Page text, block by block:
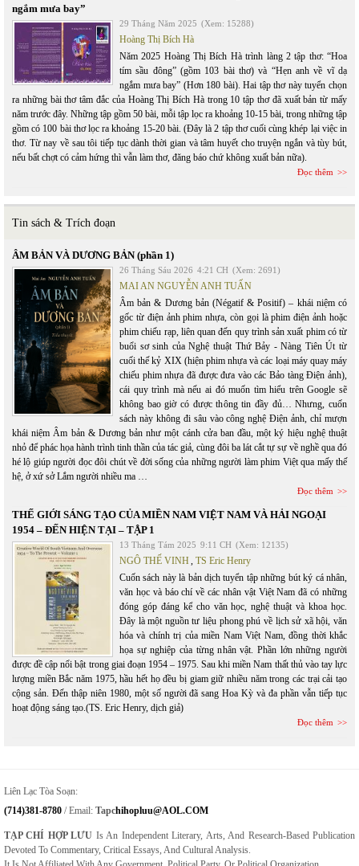
ngắm mưa bay”
29 Tháng Năm 2025 (Xem: 15288)
Hoàng Thị Bích Hà
Năm 2025 Hoàng Thị Bích Hà trình làng 2 tập thơ: “Hoa
tím sầu đông” (gồm 103 bài thơ) và “Hẹn anh về vĩ dạ
ngắm mưa bay” (Hơn 180 bài). Hai tập thơ này tuyển chọn
ra những bài thơ tâm đắc của Hoàng Thị Bích Hà trong 10 tập thơ đã xuất bản từ mấy
năm trước đây. Những tập gồm 50 bài, mỗi tập lọc ra khoảng 10-15 bài, trong những tập
gồm có 100 bài thơ lọc ra khoảng 15-20 bài. (Đây là 2 tập thơ cuối cùng khép lại việc in
thơ. Từ nay về sau tôi tiếp tục dành thời gian và tâm huyết cho truyện ngắn và tùy bút,
nếu bất chợt có cảm hứng thì vẫn làm thơ, đăng báo chứ không xuất bản nữa).
Đọc thêm
Tin sách & Trích đoạn
ÂM BẢN VÀ DƯƠNG BẢN (phần 1)
26 Tháng Sáu 2026 4:21 CH (Xem: 2691)
MAI AN NGUYỄN ANH TUẤN
Âm bản & Dương bản (Négatif & Positif) – khái niệm có
gốc từ điện ảnh phim nhựa, còn gọi là phim điện ảnh hoặc
phim chiếu rạp, liên quan đến quy trình sản xuất phim có từ
buổi sơ sinh của Nghệ thuật Thứ Bảy - Nàng Tiên Út từ
cuối thế kỷ XIX (hiện phim nhựa và các loại máy quay máy
chiếu phim nhựa đã được đưa vào các Bảo tàng Điện ảnh),
cái quy trình mà nếu ai đó muốn tìm hiểu trên Google sẽ
không bao giờ có được thông tin đầy đủ… Nhưng, cuốn
sách này không đi sâu vào công nghệ Điện ảnh, chỉ mượn
khái niệm Âm bản & Dương bản như một cánh cửa ban đầu, một ký hiệu nghệ thuật
nhỏ để phác họa hành trình tinh thần của tác giả, cùng đôi ba lát cắt tự sự về nghề qua đó
hé lộ giúp người đọc đôi chút về đời sống của những người làm phim Việt qua mấy thế
hệ, ở xứ sở Lắm người nhiều ma …
Đọc thêm
THẾ GIỚI SÁNG TẠO CỦA MIỀN NAM VIỆT NAM VÀ HẢI NGOẠI
1954 – ĐẾN HIỆN TẠI – TẬP 1
13 Tháng Tám 2025 9:11 CH (Xem: 12135)
NGÔ THẾ VINH, TS Eric Henry
Cuốn sách này là bản dịch tuyển tập những bút ký cá nhân,
văn học và báo chí về các nhân vật Việt Nam đã có những
đóng góp đáng kể cho văn học, nghệ thuật và khoa học.
Đây là một nguồn tư liệu phong phú về lịch sử xã hội, văn
hóa và chính trị của miền Nam Việt Nam, đồng thời khắc
họa sự nghiệp của từng nhân vật. Phần lớn những người
được đề cập nổi bật trong giai đoạn 1954 – 1975. Sau khi miền Nam thất thủ vào tay lực
lượng miền Bắc năm 1975, hầu hết họ đều bị giam giữ nhiều năm trong các trại cải tạo
cộng sản. Đến thập niên 1980, một số người đã sang Hoa Kỳ và đa phần vẫn tiếp tục
hoạt động sáng tạo.(TS. Eric Henry, dịch giả)
Đọc thêm
Liên Lạc Tòa Soạn:
(714)381-8780 / Email: TapcHihopluu@AOL.COM
TẠP CHÍ HỢP LƯU Is An Independent Literary, Arts, And Research-Based Publication
Devoted To Commentary, Critical Essays, And Cultural Analysis.